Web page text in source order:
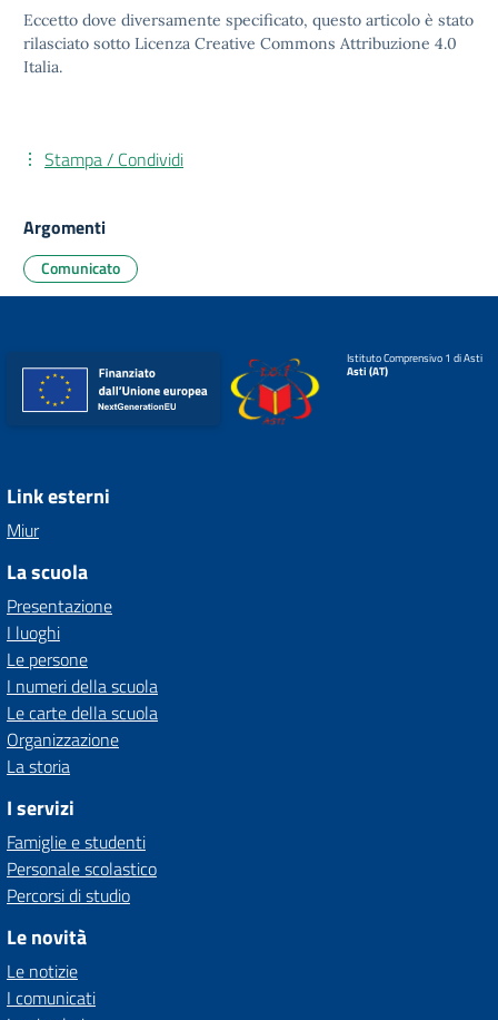
Eccetto dove diversamente specificato, questo articolo è stato
rilasciato sotto Licenza Creative Commons Attribuzione 4.0
Italia.
Stampa / Condividi
Argomenti
Comunicato
Istituto Comprensivo 1 di Asti
Asti (AT)
Link esterni
Miur
La scuola
Presentazione
I luoghi
Le persone
I numeri della scuola
Le carte della scuola
Organizzazione
La storia
I servizi
Famiglie e studenti
Personale scolastico
Percorsi di studio
Le novità
Le notizie
I comunicati